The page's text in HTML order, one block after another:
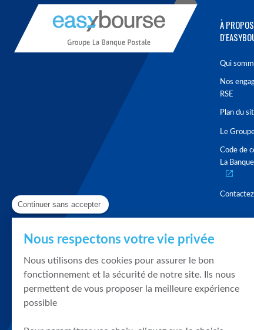
À PROPOS
Qui
Nos
RSE
Plan du
Le
Code de
La
Continuer sans accepter
Nous respectons votre vie privée
Nous utilisons des cookies pour assurer le bon
fonctionnement et la sécurité de notre site. Ils nous
permettent de vous proposer la meilleure expérience
possible